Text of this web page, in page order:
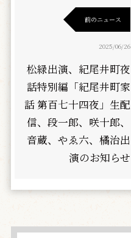
前のニュース
2025/06/26
松緑出演、紀尾井町夜
話特別編「紀尾井町家
話 第百七十四夜」生配
信、段一郎、咲十郎、
音蔵、やゑ六、橘治出
演のお知らせ